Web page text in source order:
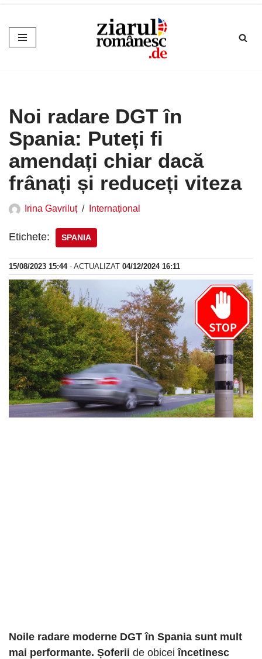
Sari
la
Noi radare DGT în
Spania: Puteți fi
amendați chiar dacă
frânați și reduceți viteza
Irina Gavriluț Internațional
Etichete: SPANIA
15/08/2023 15:44- ACTUALIZAT 04/12/2024 16:11
Noile radare moderne DGT în Spania sunt mult
mai performante. Șoferii de obicei încetinesc